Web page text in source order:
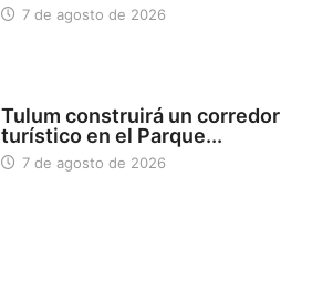
7 de agosto de 2026
Tulum construirá un corredor
turístico en el Parque...
7 de agosto de 2026